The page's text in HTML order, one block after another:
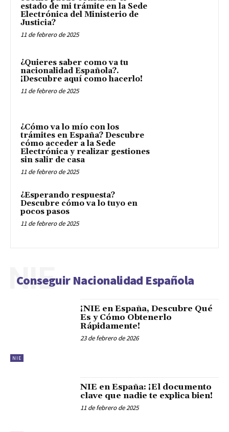
estado de mi trámite en la Sede
Electrónica del Ministerio de
Justicia?
11 de febrero de 2025
¿Quieres saber como va tu
nacionalidad Española?.
¡Descubre aquí como hacerlo!
11 de febrero de 2025
¿Cómo va lo mío con los
trámites en España? Descubre
cómo acceder a la Sede
Electrónica y realizar gestiones
sin salir de casa
11 de febrero de 2025
¿Esperando respuesta?
Descubre cómo va lo tuyo en
pocos pasos
11 de febrero de 2025
Conseguir Nacionalidad Española
NIE
NIE
¡NIE en España, Descubre Qué
Es y Cómo Obtenerlo
Rápidamente!
23 de febrero de 2026
NIE en España: ¡El documento
clave que nadie te explica bien!
11 de febrero de 2025